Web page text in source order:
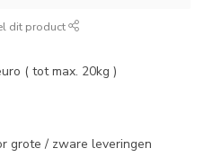
dit product
( tot max. 20kg )
grote / zware leveringen